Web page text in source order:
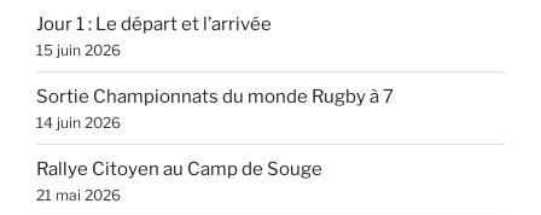
Jour 1 : Le départ et l’arrivée
15 juin 2026
Sortie Championnats du monde Rugby à 7
14 juin 2026
Rallye Citoyen au Camp de Souge
21 mai 2026